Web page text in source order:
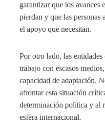
garantizar que los
pierdan y que las personas
el apoyo que necesitan.
Por otro lado, las
trabajo con escasos
capacidad de adaptación.
afrontar esta situación
determinación política y al
esfera internacional.